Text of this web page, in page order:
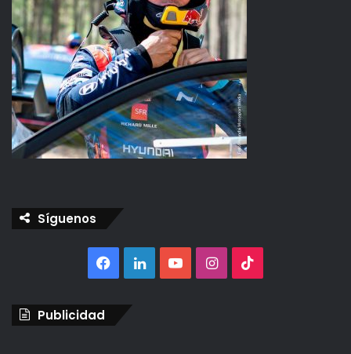
Síguenos
Facebook
LinkedInYouTubeInstagram
Publicidad